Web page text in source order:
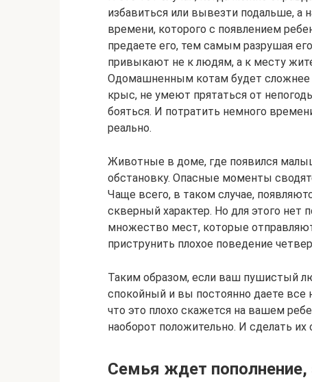
избавиться или вывезти подальше, а
времени, которого с появлением
предаете его, тем самым разрушая
привыкают не к людям, а к месту
Одомашненным котам будет сложнее
крыс, не умеют прятаться от
бояться. И потратить немного
реально.
Животные в доме, где появился
обстановку. Опасные моменты
Чаще всего, в таком случае,
скверный характер. Но для этого нет
множество мест, которые
приструнить плохое поведение
Таким образом, если ваш пушистый
спокойный и вы постоянно даете все
что это плохо скажется на вашем
наоборот положительно. И сделать
Семья ждет пополнение,